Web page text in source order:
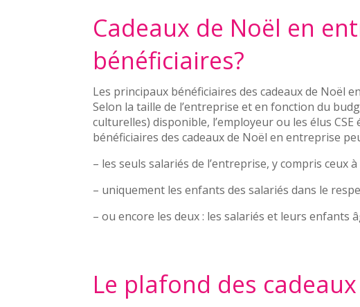
Cadeaux de Noël en
bénéficiaires?
Les principaux bénéficiaires des cadeaux de Noël
Selon la taille de l’entreprise et en fonction du
culturelles) disponible, l’employeur ou les élus
bénéficiaires des cadeaux de Noël en entreprise
– les seuls salariés de l’entreprise, y compris
– uniquement les enfants des salariés dans le
– ou encore les deux : les salariés et leurs enfants
Le plafond des